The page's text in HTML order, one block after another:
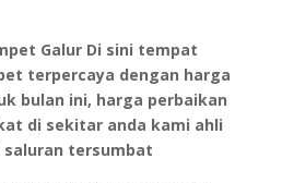
Galur Di sini tempat
terpercaya dengan harga
bulan ini, harga perbaikan
di sekitar anda kami ahli
tersumbat